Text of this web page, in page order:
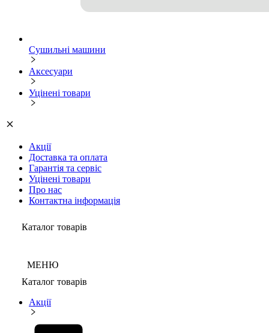
Сушильні машини
Аксесуари
Уцінені товари
Акції
Доставка та оплата
Гарантія та сервіс
Уцінені товари
Про нас
Контактна інформація
Каталог товарів
МЕНЮ
Каталог товарів
Акції